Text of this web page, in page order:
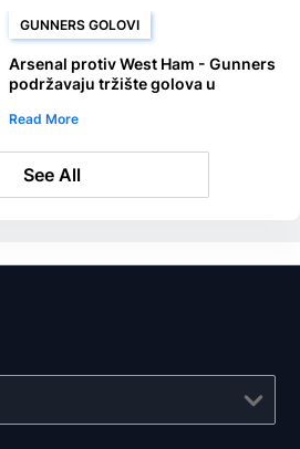
GUNNERS GOLOVI
Arsenal protiv West Ham - Gunners
podržavaju tržište golova u
Read More
See All